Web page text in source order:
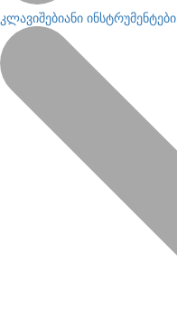
კლავიშებიანი ინსტრუმენტები